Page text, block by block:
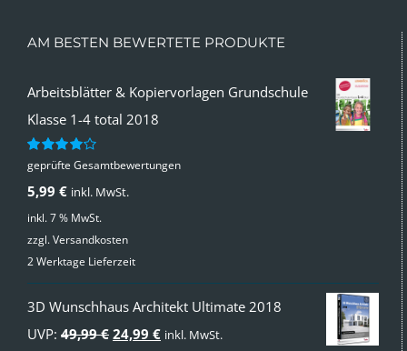
AM BESTEN BEWERTETE PRODUKTE
Arbeitsblätter & Kopiervorlagen Grundschule
Klasse 1-4 total 2018
Bewertet
von 5
geprüfte Gesamtbewertungen
5,99 € inkl. MwSt.
inkl. 7 % MwSt.
zzgl.Versandkosten
2 Werktage Lieferzeit
3D Wunschhaus Architekt Ultimate 2018
UVP: 49,99€ Ursprünglicher
24,99 €Aktueller
inkl. MwSt.